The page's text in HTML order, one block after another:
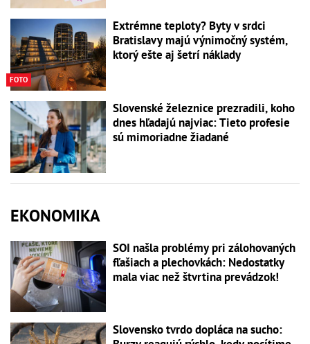
FOTO
Extrémne teploty? Byty v srdci
Bratislavy majú výnimočný systém,
ktorý ešte aj šetrí náklady
Slovenské železnice prezradili, koho
dnes hľadajú najviac: Tieto profesie
sú mimoriadne žiadané
EKONOMIKA
SOI našla problémy pri zálohovaných
fľašiach a plechovkách: Nedostatky
mala viac než štvrtina prevádzok!
Slovensko tvrdo dopláca na sucho: